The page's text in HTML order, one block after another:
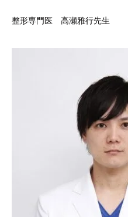
整形専門医 高瀬雅行先生